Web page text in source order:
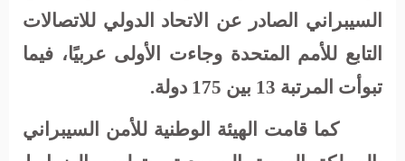
السيبراني الصادر عن الاتحاد الدولي للاتصالات
التابع للأمم المتحدة وجاءت الأولى عربيًا، فيما
تبوأت المرتبة 13 بين 175 دولة.
كما قامت الهيئة الوطنية للأمن السيبراني